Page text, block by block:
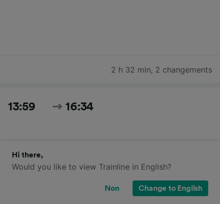
2 h 32 min, 2 changements
13:59 16:34
2 h 35 min,2 changements
Hi there,
Would you like to view Trainline in English?
Non Change to English